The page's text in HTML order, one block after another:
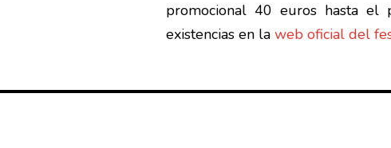
promocional 40 euros hasta
existencias en la web oficial del